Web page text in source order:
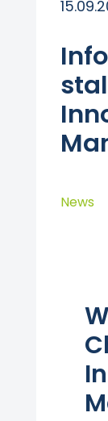
News